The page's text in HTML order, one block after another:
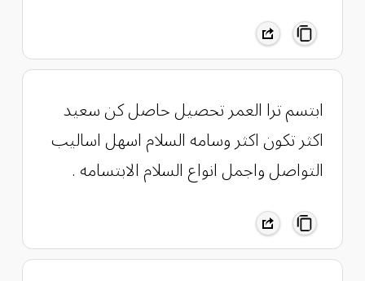
ابتسم ترا العمر تحصيل حاصل كن سعيد
اكثر تكون اكثر وسامه السلام اسهل اساليب
التواصل واجمل انواع السلام الابتسامه .